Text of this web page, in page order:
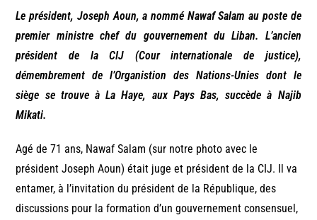
Le président, Joseph Aoun, a nommé Nawaf Salam au poste de
premier ministre chef du gouvernement du Liban. L’ancien
président de la CIJ (Cour internationale de justice),
démembrement de l’Organistion des Nations-Unies dont le
siège se trouve à La Haye, aux Pays Bas, succède à Najib
Mikati.
Agé de 71 ans, Nawaf Salam (sur notre photo avec le
président Joseph Aoun) était juge et président de la CIJ. Il va
entamer, à l’invitation du président de la République, des
discussions pour la formation d’un gouvernement consensuel,